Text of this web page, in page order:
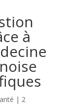
à
| 2